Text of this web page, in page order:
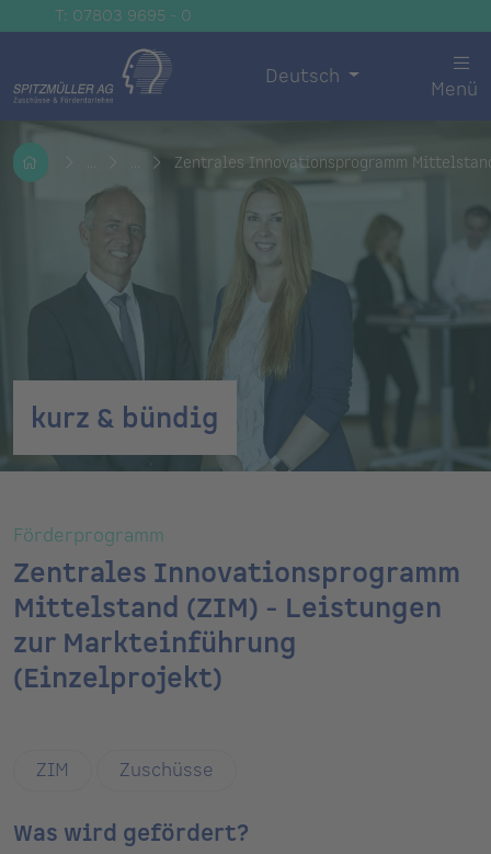
T: 07803 9695 - 0
Deutsch
Menü
... ... Zentrales Innovationsprogramm
kurz & bündig
Förderprogramm
Zentrales Innovationsprogramm
Mittelstand (ZIM) - Leistungen
zur Markteinführung
(Einzelprojekt)
ZIM Zuschüsse
Was wird gefördert?